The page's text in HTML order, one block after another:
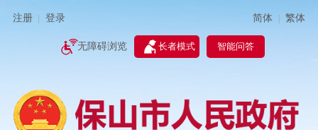
注册 登录 简体 | 繁体
无障碍浏览 长者模式 智能问答